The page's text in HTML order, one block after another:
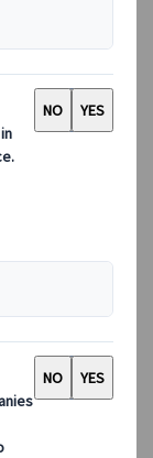
y flexibilidad,
vistazo a
estilo
viaje ideal.